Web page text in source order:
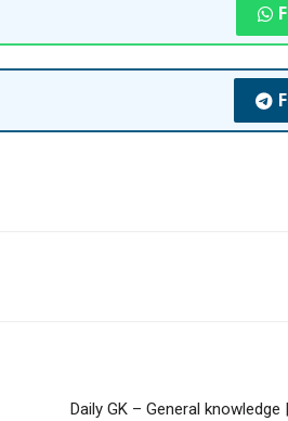
Daily GK – General